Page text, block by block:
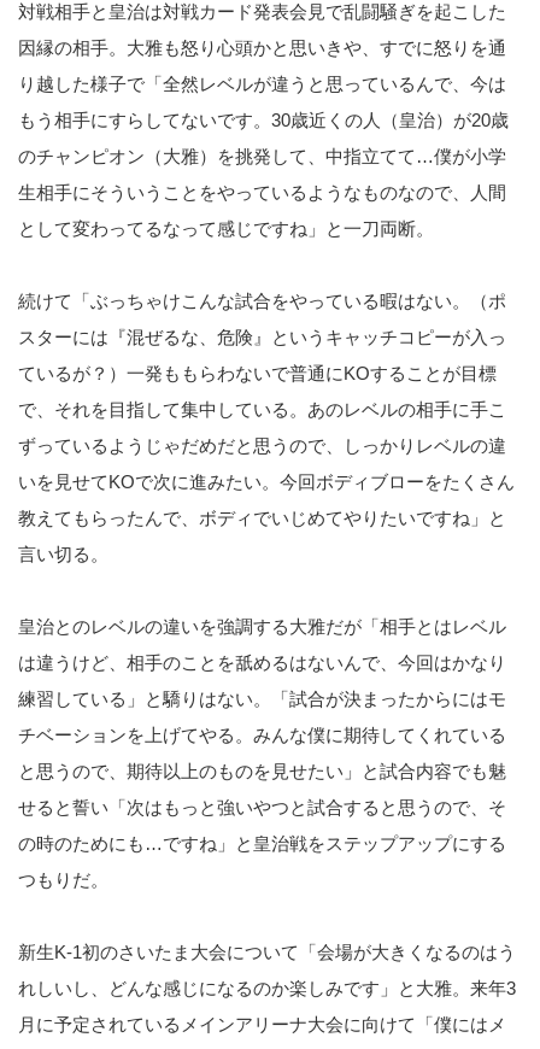
対戦相手と皇治は対戦カード発表会見で乱闘騒ぎを起こした
因縁の相手。大雅も怒り心頭かと思いきや、すでに怒りを通
り越した様子で「全然レベルが違うと思っているんで、今は
もう相手にすらしてないです。30歳近くの人（皇治）が20歳
のチャンピオン（大雅）を挑発して、中指立てて…僕が小学
生相手にそういうことをやっているようなものなので、人間
として変わってるなって感じですね」と一刀両断。
続けて「ぶっちゃけこんな試合をやっている暇はない。（ポ
スターには『混ぜるな、危険』というキャッチコピーが入っ
ているが？）一発ももらわないで普通にKOすることが目標
で、それを目指して集中している。あのレベルの相手に手こ
ずっているようじゃだめだと思うので、しっかりレベルの違
いを見せてKOで次に進みたい。今回ボディブローをたくさん
教えてもらったんで、ボディでいじめてやりたいですね」と
言い切る。
皇治とのレベルの違いを強調する大雅だが「相手とはレベル
は違うけど、相手のことを舐めるはないんで、今回はかなり
練習している」と驕りはない。「試合が決まったからにはモ
チベーションを上げてやる。みんな僕に期待してくれている
と思うので、期待以上のものを見せたい」と試合内容でも魅
せると誓い「次はもっと強いやつと試合すると思うので、そ
の時のためにも…ですね」と皇治戦をステップアップにする
つもりだ。
新生K-1初のさいたま大会について「会場が大きくなるのはう
れしいし、どんな感じになるのか楽しみです」と大雅。来年3
月に予定されているメインアリーナ大会に向けて「僕にはメ